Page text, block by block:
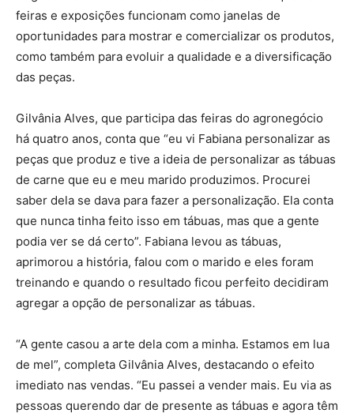
feiras e exposições funcionam como janelas de
oportunidades para mostrar e comercializar os produtos,
como também para evoluir a qualidade e a diversificação
das peças.
Gilvânia Alves, que participa das feiras do agronegócio
há quatro anos, conta que “eu vi Fabiana personalizar as
peças que produz e tive a ideia de personalizar as tábuas
de carne que eu e meu marido produzimos. Procurei
saber dela se dava para fazer a personalização. Ela conta
que nunca tinha feito isso em tábuas, mas que a gente
podia ver se dá certo”. Fabiana levou as tábuas,
aprimorou a história, falou com o marido e eles foram
treinando e quando o resultado ficou perfeito decidiram
agregar a opção de personalizar as tábuas.
“A gente casou a arte dela com a minha. Estamos em lua
de mel”, completa Gilvânia Alves, destacando o efeito
imediato nas vendas. “Eu passei a vender mais. Eu via as
pessoas querendo dar de presente as tábuas e agora têm